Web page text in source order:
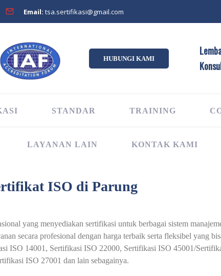
Email: tsa.sertifikasi@gmail.com
HUBUNGI KAMI
STANDAR TRAINING
LAYANAN LAIN KONTAK KAMI
ISO di Parung
yang menyediakan sertifikasi untuk berbagai sistem
secara profesional dengan harga terbaik serta fleksibel yang
ISO 14001, Sertifikasi ISO 22000, Sertifikasi ISO 45001/
ISO 27001 dan lain sebagainya.